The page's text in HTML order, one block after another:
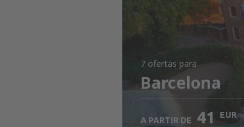
7 ofertas para
Barcelona
A PARTIR DE 41 EUR